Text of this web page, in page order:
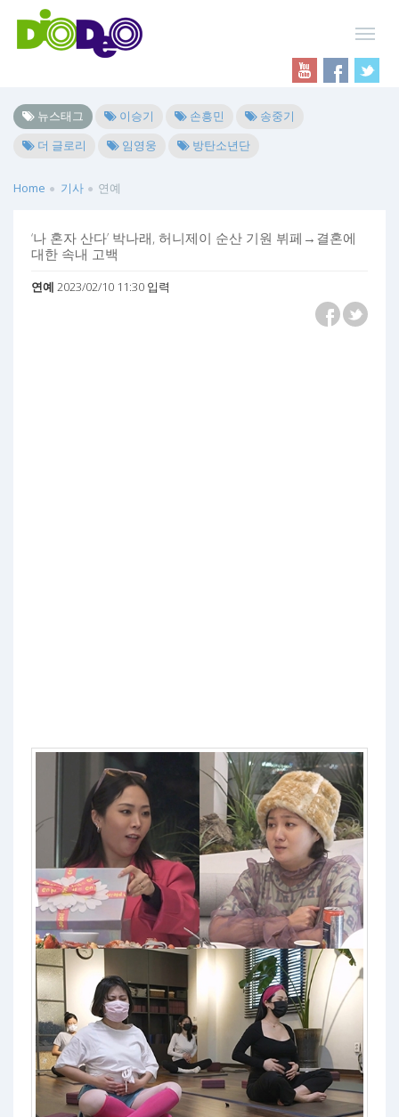
뉴스태그 이승기 손흥민
송중기
더 글로리
임영웅 방탄소년단
Home 기사 연예
‘나 혼자 산다’ 박나래, 허니제이 순산 기원 뷔페→결혼에
대한 속내 고백
연예 2023/02/10 11:30 입력